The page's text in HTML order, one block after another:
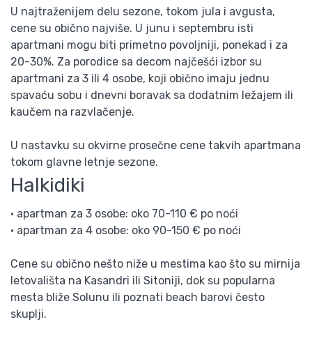
U najtraženijem delu sezone, tokom jula i avgusta,
cene su obično najviše. U junu i septembru isti
apartmani mogu biti primetno povoljniji, ponekad i za
20-30%. Za porodice sa decom najčešći izbor su
apartmani za 3 ili 4 osobe, koji obično imaju jednu
spavaću sobu i dnevni boravak sa dodatnim ležajem ili
kaučem na razvlačenje.
U nastavku su okvirne prosečne cene takvih apartmana
tokom glavne letnje sezone.
Halkidiki
• apartman za 3 osobe: oko 70-110 € po noći
• apartman za 4 osobe: oko 90-150 € po noći
Cene su obično nešto niže u mestima kao što su mirnija
letovališta na Kasandri ili Sitoniji, dok su popularna
mesta bliže Solunu ili poznati beach barovi često
skuplji.